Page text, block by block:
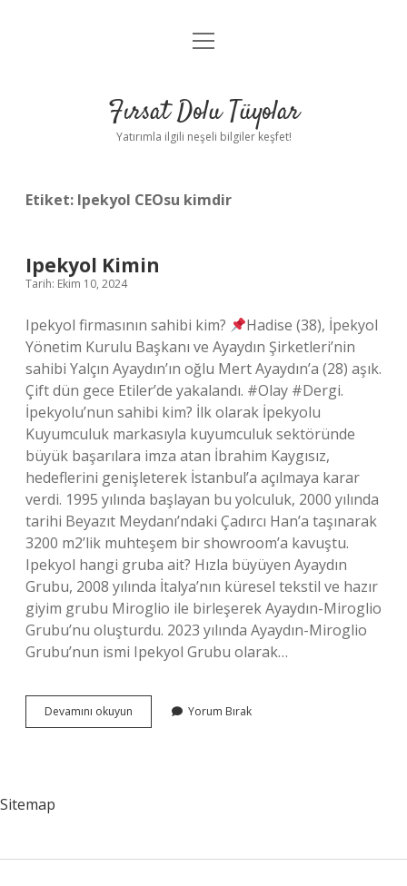
Gizlilik Politikası
Yasal Uyarı
menüyü
Fırsat Dolu Tüyolar
Yatırımla ilgili neşeli bilgiler keşfet!
Etiket: Ipekyol CEOsu kimdir
Ipekyol Kimin
Tarih: Ekim 10, 2024
Ipekyol firmasının sahibi kim?
Hadise (38), İpekyol
Yönetim Kurulu Başkanı ve Ayaydın Şirketleri’nin
sahibi Yalçın Ayaydın’ın oğlu Mert Ayaydın’a (28) aşık.
Çift dün gece Etiler’de yakalandı. #Olay #Dergi.
İpekyolu’nun sahibi kim? İlk olarak İpekyolu
Kuyumculuk markasıyla kuyumculuk sektöründe
büyük başarılara imza atan İbrahim Kaygısız,
hedeflerini genişleterek İstanbul’a açılmaya karar
verdi. 1995 yılında başlayan bu yolculuk, 2000 yılında
tarihi Beyazıt Meydanı’ndaki Çadırcı Han’a taşınarak
3200 m2’lik muhteşem bir showroom’a kavuştu.
Ipekyol hangi gruba ait? Hızla büyüyen Ayaydın
Grubu, 2008 yılında İtalya’nın küresel tekstil ve hazır
giyim grubu Miroglio ile birleşerek Ayaydın-Miroglio
Grubu’nu oluşturdu. 2023 yılında Ayaydın-Miroglio
Grubu’nun ismi Ipekyol Grubu olarak…
Devamını okuyun
Kimin
Yorum Bırak
Sitemap